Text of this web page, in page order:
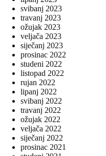
svibanj 2023
travanj 2023
ožujak 2023
veljača 2023
siječanj 2023
prosinac 2022
studeni 2022
listopad 2022
rujan 2022
lipanj 2022
svibanj 2022
travanj 2022
ožujak 2022
veljača 2022
siječanj 2022
prosinac 2021